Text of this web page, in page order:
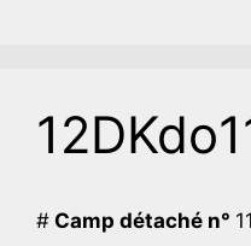
# Camp détaché n°